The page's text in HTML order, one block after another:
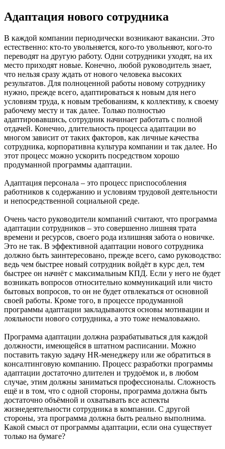
Адаптация нового сотрудника
В каждой компании периодически возникают вакансии. Это
естественно: кто-то увольняется, кого-то увольняют, кого-то
переводят на другую работу. Одни сотрудники уходят, на их
место приходят новые. Конечно, любой руководитель знает,
что нельзя сразу ждать от нового человека высоких
результатов. Для полноценной работы новому сотруднику
нужно, прежде всего, адаптироваться к новым для него
условиям труда, к новым требованиям, к коллективу, к своему
рабочему месту и так далее. Только полностью
адаптировавшись, сотрудник начинает работать с полной
отдачей. Конечно, длительность процесса адаптации во
многом зависит от таких факторов, как личные качества
сотрудника, корпоративна культура компании и так далее. Но
этот процесс можно ускорить посредством хорошо
продуманной программы адаптации.
Адаптация персонала – это процесс приспособления
работников к содержанию и условиям трудовой деятельности
и непосредственной социальной среде.
Очень часто руководители компаний считают, что программа
адаптации сотрудников – это совершенно лишняя трата
времени и ресурсов, своего рода излишняя забота о новичке.
Это не так. В эффективной адаптации нового сотрудника
должно быть заинтересовано, прежде всего, само руководство:
ведь чем быстрее новый сотрудник войдёт в курс дел, тем
быстрее он начнёт с максимальным КПД. Если у него не будет
возникать вопросов относительно коммуникаций или чисто
бытовых вопросов, то он не будет отвлекаться от основной
своей работы. Кроме того, в процессе продуманной
программы адаптации закладываются основы мотивации и
лояльности нового сотрудника, а это тоже немаловажно.
Программа адаптации должна разрабатываться для каждой
должности, имеющейся в штатном расписании. Можно
поставить такую задачу HR-менеджеру или же обратиться в
консалтинговую компанию. Процесс разработки программы
адаптации достаточно длителен и трудоёмок и, в любом
случае, этим должны заниматься профессионалы. Сложность
ещё и в том, что с одной стороны, программа должна быть
достаточно объёмной и охватывать все аспекты
жизнедеятельности сотрудника в компании. С другой
стороны, эта программа должна быть реально выполнима.
Какой смысл от программы адаптации, если она существует
только на бумаге?